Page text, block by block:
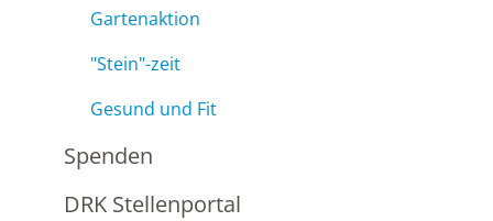
Gartenaktion
"Stein"-zeit
Gesund und Fit
Spenden
DRK Stellenportal